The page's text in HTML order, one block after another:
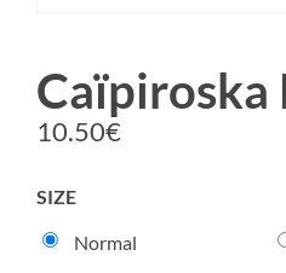
Caïpiroska
10.50€
SIZE
Normal